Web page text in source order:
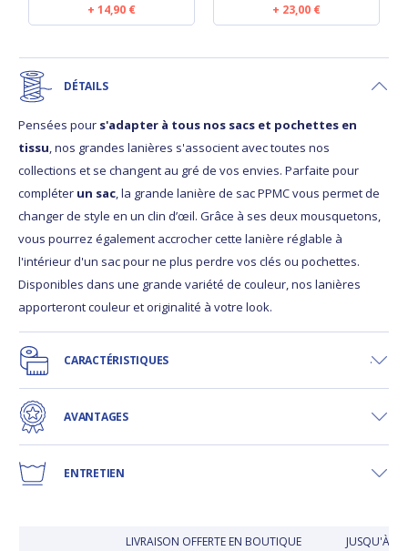
14,90 €
23,00 €
DÉTAILS
Pensées pour s'adapter à tous nos sacs et pochettes en
tissu, nos grandes lanières s'associent avec toutes nos
collections et se changent au gré de vos envies. Parfaite pour
compléter un sac, la grande lanière de sac PPMC vous permet de
changer de style en un clin d’œil. Grâce à ses deux mousquetons,
vous pourrez également accrocher cette lanière réglable à
l'intérieur d'un sac pour ne plus perdre vos clés ou pochettes.
Disponibles dans une grande variété de couleur, nos lanières
apporteront couleur et originalité à votre look.
CARACTÉRISTIQUES
AVANTAGES
ENTRETIEN
LIVRAISON OFFERTE EN BOUTIQUE JUSQU'À